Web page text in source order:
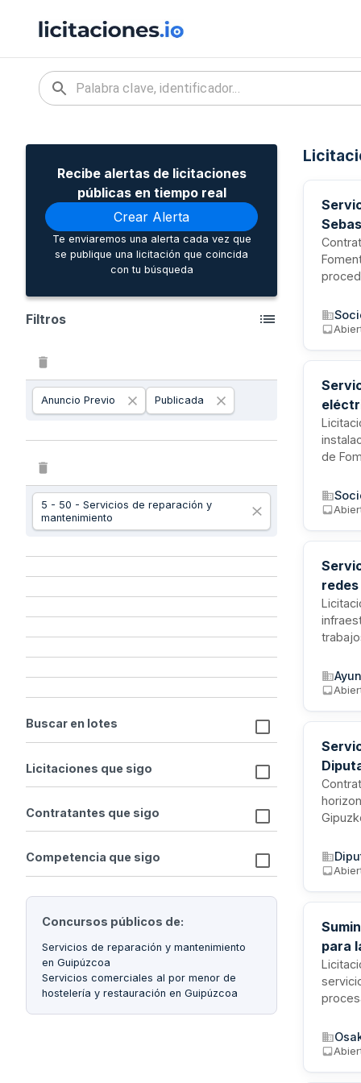
Recibe alertas de licitaciones
públicas en tiempo real
Crear Alerta
Te enviaremos una alerta cada vez que
se publique una licitación que coincida
con tu búsqueda
Filtros
Anuncio Previo Publicada
5 - 50 - Servicios de reparación y
mantenimiento
Buscar en lotes
Licitaciones que sigo
Contratantes que sigo
Competencia que sigo
Concursos públicos de:
Servicios de reparación y mantenimiento
en Guipúzcoa
Servicios comerciales al por menor de
hostelería y restauración en Guipúzcoa
de
la
para